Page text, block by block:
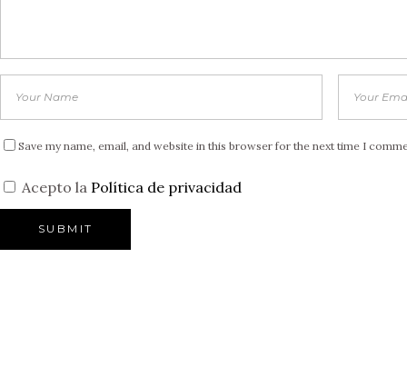
Save my name, email, and website in this browser for the next time I
Acepto la Política de privacidad